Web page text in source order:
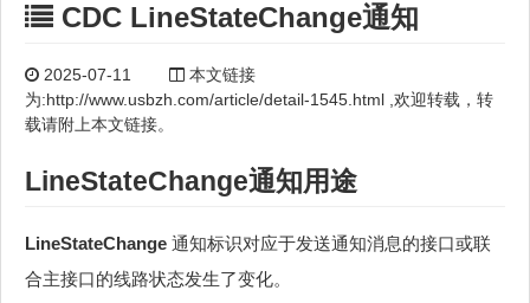
CDC LineStateChange通知
2025-07-11
本文链接
为:http://www.usbzh.com/article/detail-1545.html ,欢迎转载，转
载请附上本文链接。
LineStateChange通知用途
LineStateChange 通知标识对应于发送通知消息的接口或联
合主接口的线路状态发生了变化。